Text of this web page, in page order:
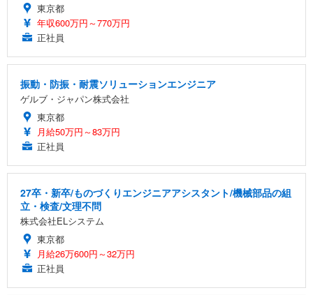
東京都
年収600万円～770万円
正社員
振動・防振・耐震ソリューションエンジニア
ゲルブ・ジャパン株式会社
東京都
月給50万円～83万円
正社員
27卒・新卒/ものづくりエンジニアアシスタント/機械部品の組
立・検査/文理不問
株式会社ELシステム
東京都
月給26万600円～32万円
正社員